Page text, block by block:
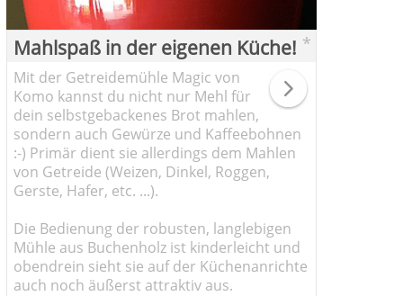
Mahlspaß in der eigenen Küche! *
Mit der Getreidemühle Magic von
Komo kannst du nicht nur Mehl für
dein selbstgebackenes Brot mahlen,
sondern auch Gewürze und Kaffeebohnen
:-) Primär dient sie allerdings dem Mahlen
von Getreide (Weizen, Dinkel, Roggen,
Gerste, Hafer, etc. ...).
Die Bedienung der robusten, langlebigen
Mühle aus Buchenholz ist kinderleicht und
obendrein sieht sie auf der Küchenanrichte
auch noch äußerst attraktiv aus.